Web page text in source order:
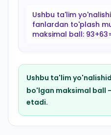
Ushbu ta'lim
fanlardan to'plash
maksimal ball:
Ushbu ta'lim
bo'lgan maksimal ball
etadi.